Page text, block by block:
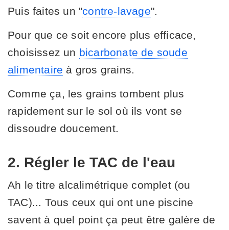
Puis faites un "contre-lavage".
Pour que ce soit encore plus efficace,
choisissez un bicarbonate de soude
alimentaire à gros grains.
Comme ça, les grains tombent plus
rapidement sur le sol où ils vont se
dissoudre doucement.
2. Régler le TAC de l'eau
Ah le titre alcalimétrique complet (ou
TAC)... Tous ceux qui ont une piscine
savent à quel point ça peut être galère de